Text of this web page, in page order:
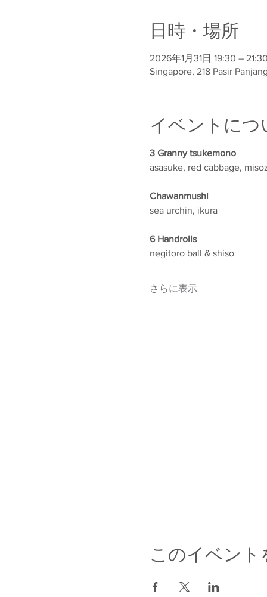
日時・場所
2026年1月31日 19:30 –
Singapore, 218 Pasir
イベントにつ
3 Granny tsukemono
asasuke, red cabbage,
Chawanmushi
sea urchin, ikura
6 Handrolls
negitoro ball & shiso
さらに表示
このイベント